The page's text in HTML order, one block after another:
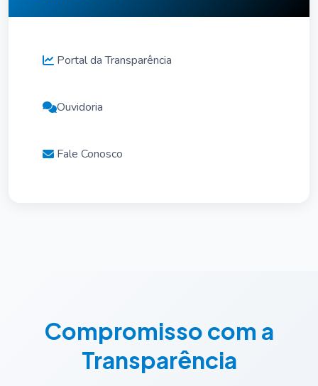
Portal da Transparência
Ouvidoria
Fale Conosco
Compromisso com a
Transparência